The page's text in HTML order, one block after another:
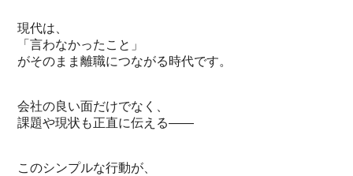
現代は、
「言わなかったこと」
がそのまま離職につながる時代です。
会社の良い面だけでなく、
課題や現状も正直に伝える――
このシンプルな行動が、